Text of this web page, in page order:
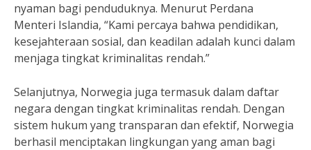
nyaman bagi penduduknya. Menurut Perdana
Menteri Islandia, “Kami percaya bahwa pendidikan,
kesejahteraan sosial, dan keadilan adalah kunci dalam
menjaga tingkat kriminalitas rendah.”
Selanjutnya, Norwegia juga termasuk dalam daftar
negara dengan tingkat kriminalitas rendah. Dengan
sistem hukum yang transparan dan efektif, Norwegia
berhasil menciptakan lingkungan yang aman bagi